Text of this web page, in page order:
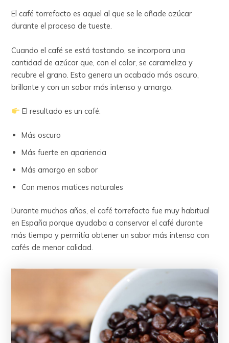
El café torrefacto es aquel al que se le añade azúcar
durante el proceso de tueste.
Cuando el café se está tostando, se incorpora una
cantidad de azúcar que, con el calor, se carameliza y
recubre el grano. Esto genera un acabado más oscuro,
brillante y con un sabor más intenso y amargo.
El resultado es un café:
Más oscuro
Más fuerte en apariencia
Más amargo en sabor
Con menos matices naturales
Durante muchos años, el café torrefacto fue muy habitual
en España porque ayudaba a conservar el café durante
más tiempo y permitía obtener un sabor más intenso con
cafés de menor calidad.